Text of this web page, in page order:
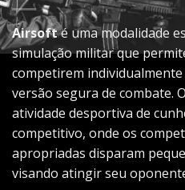
Airsofté uma modalidade
simulação militar que
competirem
versão segura de combate.
atividade desportiva de
competitivo, onde os
apropriadas disparam
visando atingir seu